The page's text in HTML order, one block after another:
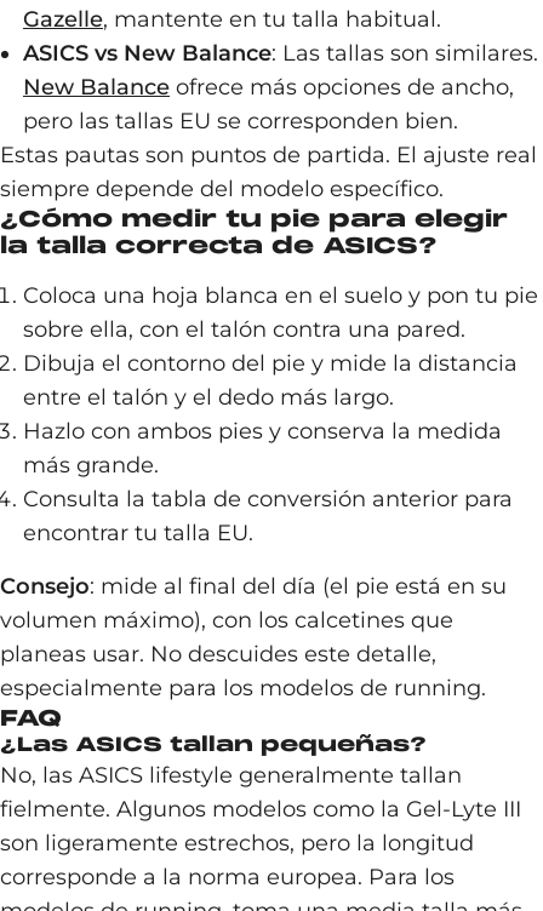
Gazelle, mantente en tu talla habitual.
ASICS vs New Balance: Las tallas son similares.
New Balance ofrece más opciones de ancho,
pero las tallas EU se corresponden bien.
Estas pautas son puntos de partida. El ajuste real
siempre depende del modelo específico.
¿Cómo medir tu pie para elegir
la talla correcta de ASICS?
Coloca una hoja blanca en el suelo y pon tu pie
sobre ella, con el talón contra una pared.
Dibuja el contorno del pie y mide la distancia
entre el talón y el dedo más largo.
Hazlo con ambos pies y conserva la medida
más grande.
Consulta la tabla de conversión anterior para
encontrar tu talla EU.
Consejo: mide al final del día (el pie está en su
volumen máximo), con los calcetines que
planeas usar. No descuides este detalle,
especialmente para los modelos de running.
FAQ
¿Las ASICS tallan pequeñas?
No, las ASICS lifestyle generalmente tallan
fielmente. Algunos modelos como la Gel-Lyte III
son ligeramente estrechos, pero la longitud
corresponde a la norma europea. Para los